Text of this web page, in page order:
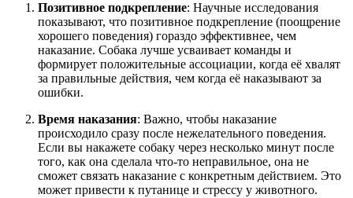
Позитивное подкрепление: Научные исследования
показывают, что позитивное подкрепление (поощрение
хорошего поведения) гораздо эффективнее, чем
наказание. Собака лучше усваивает команды и
формирует положительные ассоциации, когда её хвалят
за правильные действия, чем когда её наказывают за
ошибки.
Время наказания: Важно, чтобы наказание
происходило сразу после нежелательного поведения.
Если вы накажете собаку через несколько минут после
того, как она сделала что-то неправильное, она не
сможет связать наказание с конкретным действием. Это
может привести к путанице и стрессу у животного.